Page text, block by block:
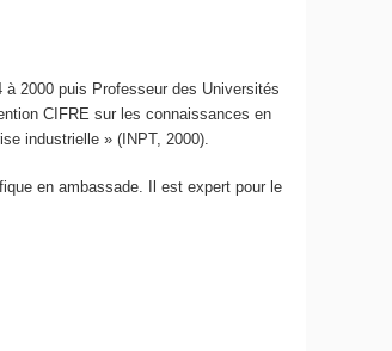
2000 puis Professeur des Universités
CIFRE sur les connaissances en
industrielle » (INPT, 2000).
en ambassade. Il est expert pour le